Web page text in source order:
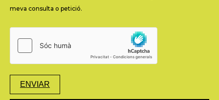
meva consulta o petició.
ENVIAR